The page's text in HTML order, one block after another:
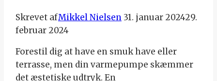
Skrevet afMikkel Nielsen 31. januar 202429.
februar 2024
Forestil dig at have en smuk have eller
terrasse, men din varmepumpe skæmmer
det æstetiske udtryk. En